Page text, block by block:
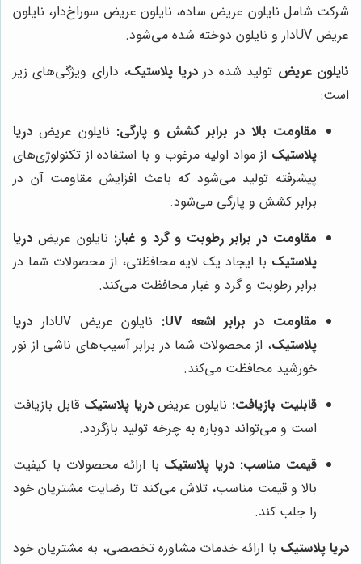
شرکت شامل نایلون عریض ساده، نایلون عریض سوراخ‌دار، نایلون
عریض UVدار و نایلون دوخته شده می‌شود.
نایلون عریض تولید شده دردریا پلاستیک، دارای ویژگی‌های زیر
است:
مقاومت بالا در برابر کشش و پارگی: نایلون عریض دریا
پلاستیک از مواد اولیه مرغوب و با استفاده از تکنولوژی‌های
پیشرفته تولید می‌شود که باعث افزایش مقاومت آن در
برابر کشش و پارگی می‌شود.
مقاومت در برابر رطوبت و گرد و غبار: نایلون عریض دریا
پلاستیک با ایجاد یک لایه محافظتی، از محصولات شما در
برابر رطوبت و گرد و غبار محافظت می‌کند.
مقاومت در برابر اشعه UV:
نایلون عریض UVدار
دریا
پلاستیک، از محصولات شما در برابر آسیب‌های ناشی از نور
خورشید محافظت می‌کند.
قابلیت بازیافت: نایلون عریضدریا پلاستیک قابل بازیافت
است و می‌تواند دوباره به چرخه تولید بازگردد.
قیمت مناسب: دریا پلاستیک با ارائه محصولات با کیفیت
بالا و قیمت مناسب، تلاش می‌کند تا رضایت مشتریان خود
را جلب کند.
دریا پلاستیک با ارائه خدمات مشاوره تخصصی، به مشتریان خود